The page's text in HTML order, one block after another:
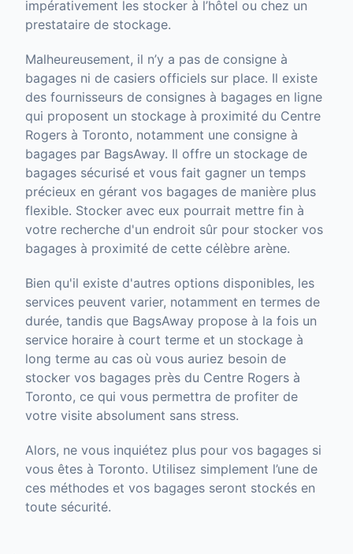
impérativement les stocker à l’hôtel ou chez un
prestataire de stockage.
Malheureusement, il n’y a pas de consigne à
bagages ni de casiers officiels sur place. Il existe
des fournisseurs de consignes à bagages en ligne
qui proposent un stockage à proximité du Centre
Rogers à Toronto, notamment une consigne à
bagages par BagsAway. Il offre un stockage de
bagages sécurisé et vous fait gagner un temps
précieux en gérant vos bagages de manière plus
flexible. Stocker avec eux pourrait mettre fin à
votre recherche d'un endroit sûr pour stocker vos
bagages à proximité de cette célèbre arène.
Bien qu'il existe d'autres options disponibles, les
services peuvent varier, notamment en termes de
durée, tandis que BagsAway propose à la fois un
service horaire à court terme et un stockage à
long terme au cas où vous auriez besoin de
stocker vos bagages près du Centre Rogers à
Toronto, ce qui vous permettra de profiter de
votre visite absolument sans stress.
Alors, ne vous inquiétez plus pour vos bagages si
vous êtes à Toronto. Utilisez simplement l’une de
ces méthodes et vos bagages seront stockés en
toute sécurité.